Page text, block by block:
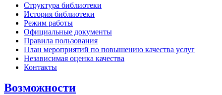
Структура библиотеки
История библиотеки
Режим работы
Официальные документы
Правила пользования
План мероприятий по повышению качества услуг
Независимая оценка качества
Контакты
Возможности